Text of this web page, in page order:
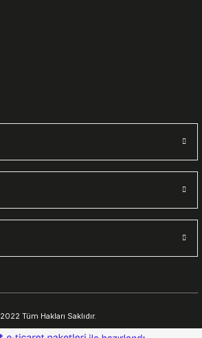
2022 Tüm Hakları Saklıdır.